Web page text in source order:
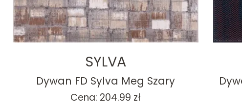
SYLVA
Dywan FD Sylva Meg Szary
Cena: 204.99 zł